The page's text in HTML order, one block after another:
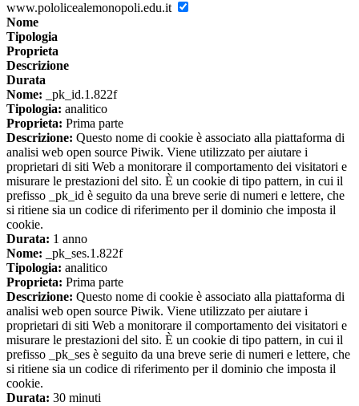
www.pololicealemonopoli.edu.it
Nome
Tipologia
Proprieta
Descrizione
Durata
Nome: _pk_id.1.822f
Tipologia: analitico
Proprieta: Prima parte
Descrizione: Questo nome di cookie è associato alla piattaforma di
analisi web open source Piwik. Viene utilizzato per aiutare i
proprietari di siti Web a monitorare il comportamento dei visitatori e
misurare le prestazioni del sito. È un cookie di tipo pattern, in cui il
prefisso _pk_id è seguito da una breve serie di numeri e lettere, che
si ritiene sia un codice di riferimento per il dominio che imposta il
cookie.
Durata: 1 anno
Nome: _pk_ses.1.822f
Tipologia: analitico
Proprieta: Prima parte
Descrizione: Questo nome di cookie è associato alla piattaforma di
analisi web open source Piwik. Viene utilizzato per aiutare i
proprietari di siti Web a monitorare il comportamento dei visitatori e
misurare le prestazioni del sito. È un cookie di tipo pattern, in cui il
prefisso _pk_ses è seguito da una breve serie di numeri e lettere, che
si ritiene sia un codice di riferimento per il dominio che imposta il
cookie.
Durata: 30 minuti